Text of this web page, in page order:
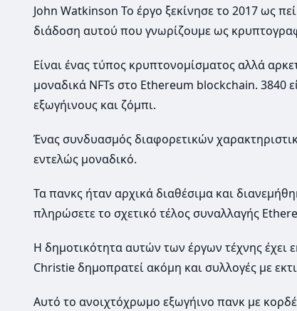
John Watkinson Το έργο ξεκίνησε το 2017 ως
διάδοση αυτού που γνωρίζουμε ως
Είναι ένας τύπος κρυπτονομίσματος αλλά
μοναδικά NFTs στο Ethereum blockchain. 3840
εξωγήινους και ζόμπι.
Ένας συνδυασμός διαφορετικών
εντελώς μοναδικό.
Τα πανκς ήταν αρχικά διαθέσιμα και
πληρώσετε το σχετικό τέλος συναλλαγής
Η δημοτικότητα αυτών των έργων τέχνης έχει
Christie δημοπρατεί ακόμη και συλλογές με
Αυτό το ανοιχτόχρωμο εξωγήινο πανκ με